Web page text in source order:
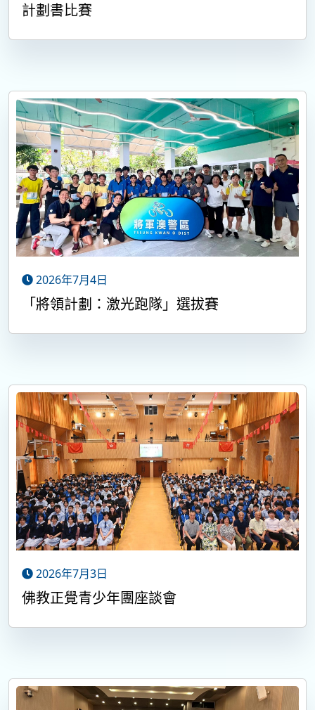
計劃書比賽
2026年7月4日
「將領計劃：激光跑隊」選拔賽
2026年7月3日
佛教正覺青少年團座談會